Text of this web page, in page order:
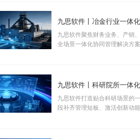
九思软件丨冶金行业一体
九思软件聚焦财务业务、产销
全场景一体化协同管理解决方
九思软件丨科研院所一体
九思软件打造贴合科研场景的
段补齐管理短板、激活创新动